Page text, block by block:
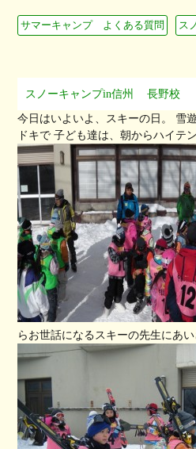
サマーキャンプ よくある質問 ス
スノーキャンプin信州 長野校
今日はいよいよ、スキーの日。 雪
ドキで 子ども達は、朝からハイテ
らお世話になるスキーの先生にあい